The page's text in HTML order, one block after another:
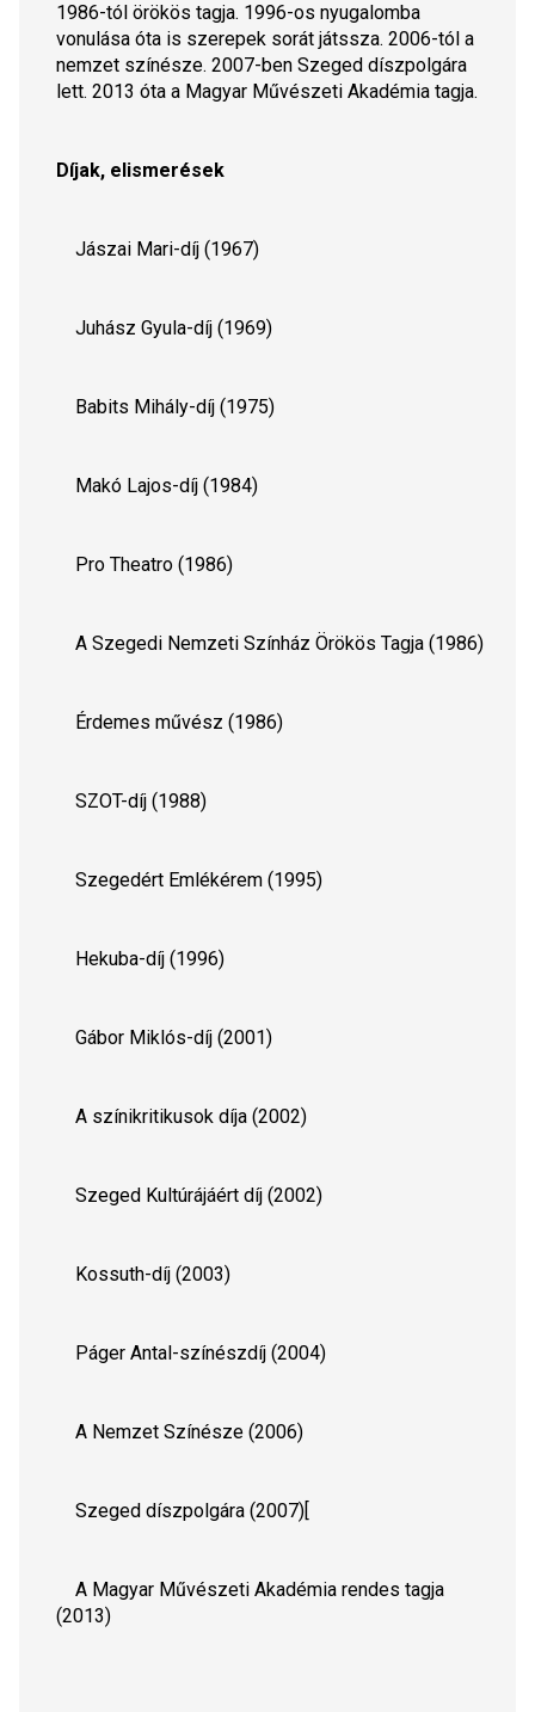
1986-tól örökös tagja. 1996-os nyugalomba
vonulása óta is szerepek sorát játssza. 2006-tól a
nemzet színésze. 2007-ben Szeged díszpolgára
lett. 2013 óta a Magyar Művészeti Akadémia tagja.
Díjak, elismerések
Jászai Mari-díj (1967)
Juhász Gyula-díj (1969)
Babits Mihály-díj (1975)
Makó Lajos-díj (1984)
Pro Theatro (1986)
A Szegedi Nemzeti Színház Örökös Tagja (1986)
Érdemes művész (1986)
SZOT-díj (1988)
Szegedért Emlékérem (1995)
Hekuba-díj (1996)
Gábor Miklós-díj (2001)
A színikritikusok díja (2002)
Szeged Kultúrájáért díj (2002)
Kossuth-díj (2003)
Páger Antal-színészdíj (2004)
A Nemzet Színésze (2006)
Szeged díszpolgára (2007)[
A Magyar Művészeti Akadémia rendes tagja
(2013)